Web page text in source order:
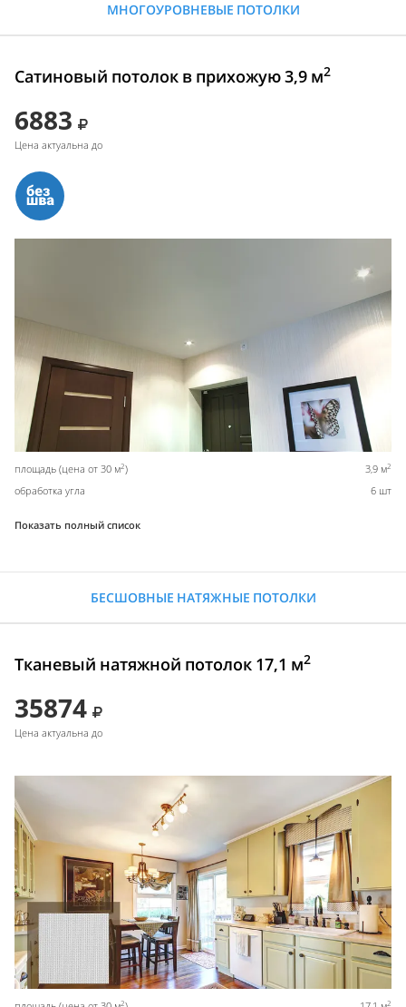
МНОГОУРОВНЕВЫЕ ПОТОЛКИ
Сатиновый потолок в прихожую 3,9 м2
6883
Цена актуальна до
площадь (цена от 30 м2) 3,9 м2
обработка угла 6 шт
Показать полный список
БЕСШОВНЫЕ НАТЯЖНЫЕ ПОТОЛКИ
Тканевый натяжной потолок 17,1 м2
35874
Цена актуальна до
2 2